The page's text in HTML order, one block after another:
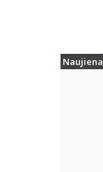
Naujiena